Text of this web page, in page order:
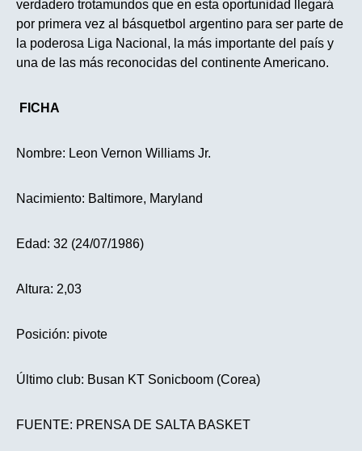
verdadero trotamundos que en esta oportunidad llegará
por primera vez al básquetbol argentino para ser parte de
la poderosa Liga Nacional, la más importante del país y
una de las más reconocidas del continente Americano.
FICHA
Nombre: Leon Vernon Williams Jr.
Nacimiento: Baltimore, Maryland
Edad: 32 (24/07/1986)
Altura: 2,03
Posición: pivote
Último club: Busan KT Sonicboom (Corea)
FUENTE: PRENSA DE SALTA BASKET